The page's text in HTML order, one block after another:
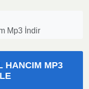
Mp3 İndir
HANCIM MP3